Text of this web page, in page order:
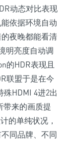
动态对比表现
依据环境自动
夜晚都能看清
明亮度自动调
的HDR表现且
联盟于是在今
殊HDMI 4进2出
带来的画质提
的单纯状况，
同品牌、不同